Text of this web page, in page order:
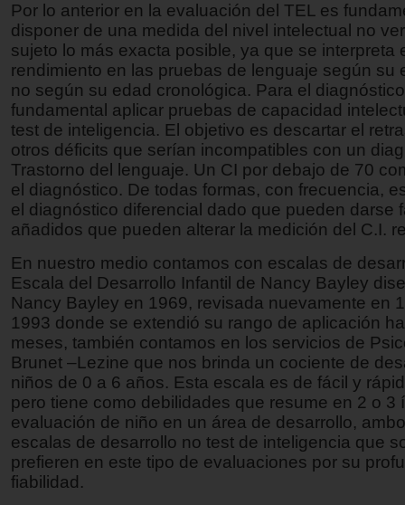
Por lo anterior en la evaluación del TEL es
disponer de una medida del nivel intelectual no
sujeto lo más exacta posible, ya que se interpreta
rendimiento en las pruebas de lenguaje según su
no según su edad cronológica. Para el
fundamental aplicar pruebas de capacidad
test de inteligencia. El objetivo es descartar el
otros déficits que serían incompatibles con un
Trastorno del lenguaje. Un CI por debajo de 70
el diagnóstico. De todas formas, con frecuencia,
el diagnóstico diferencial dado que pueden darse
añadidos que pueden alterar la medición del C.I.
En nuestro medio contamos con escalas de
Escala del Desarrollo Infantil de Nancy Bayley
Nancy Bayley en 1969, revisada nuevamente en
1993 donde se extendió su rango de aplicación
meses, también contamos en los servicios de
Brunet –Lezine que nos brinda un cociente de
niños de 0 a 6 años. Esta escala es de fácil y
pero tiene como debilidades que resume en 2 o 3
evaluación de niño en un área de desarrollo,
escalas de desarrollo no test de inteligencia que
prefieren en este tipo de evaluaciones por su
fiabilidad.